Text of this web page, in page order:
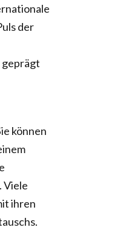
der
geprägt
können
Viele
ihren